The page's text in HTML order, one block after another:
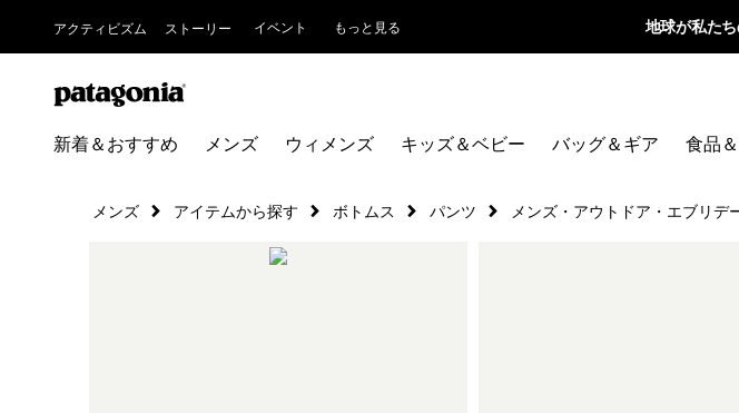
アクティビズム ストーリー イベント もっと見る 地球が私た
新着＆おすすめ メンズ ウィメンズ キッズ＆ベビー バッグ＆ギア 食品
メンズ アイテムから探す ボトムス パンツ メンズ・アウトドア・エブリデ